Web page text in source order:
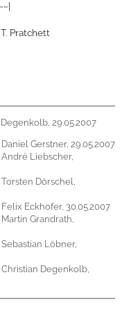
Pratchett
29.05.2007
Daniel Gerstner, 29.05.2007
André Liebscher,
Torsten Dörschel,
Felix Eckhofer, 30.05.2007
Martin Grandrath,
Sebastian Löbner,
Christian Degenkolb,